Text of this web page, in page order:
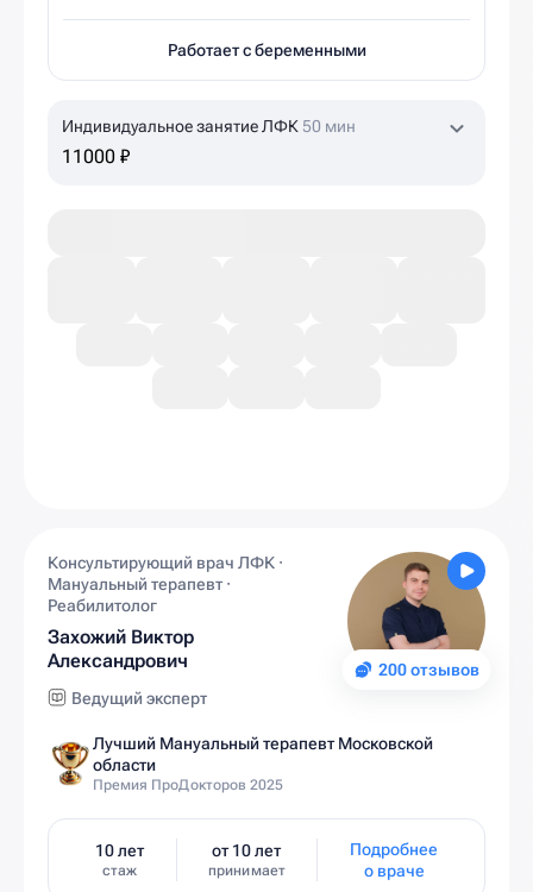
Работает с беременными
Индивидуальное занятие ЛФК 50 мин
11000 ₽
200 отзывов
Консультирующий врач ЛФК ·
Мануальный терапевт ·
Реабилитолог
Захожий Виктор
Александрович
Ведущий эксперт
Лучший Мануальный терапевт Московской
области
Премия ПроДокторов 2025
10 лет
стаж
от 10 лет
принимает
Подробнее
о враче